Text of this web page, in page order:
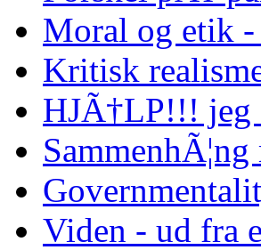
Moral og etik -
Kritisk
HJÃ†LP!!! jeg
Viden - ud fra